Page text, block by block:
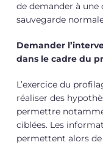
de demander à une
sauvegarde
Demander
dans le cadre du
L’exercice du
réaliser des
permettre
ciblées. Les
permettent alors